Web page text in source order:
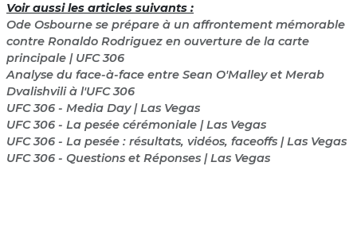
Voir aussi les articles suivants :
Ode Osbourne se prépare à un affrontement mémorable
contre Ronaldo Rodriguez en ouverture de la carte
principale | UFC 306
Analyse du face-à-face entre Sean O'Malley et Merab
Dvalishvili à l'UFC 306
UFC 306 - Media Day | Las Vegas
UFC 306 - La pesée cérémoniale | Las Vegas
UFC 306 - La pesée : résultats, vidéos, faceoffs | Las Vegas
UFC 306 - Questions et Réponses | Las Vegas